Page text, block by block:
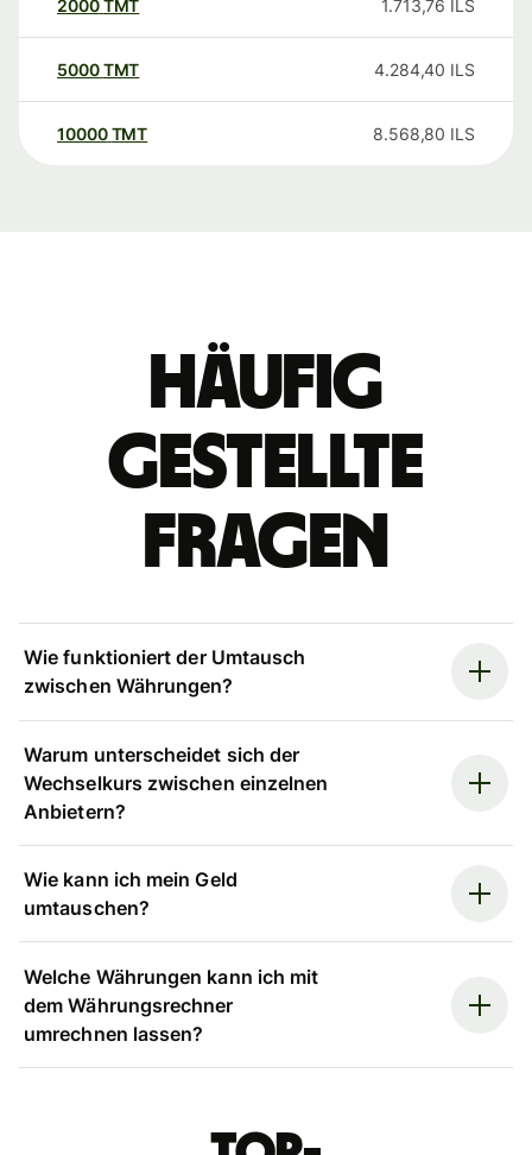
2000TMT 1.713,76 ILS
5000TMT 4.284,40 ILS
10000 TMT 8.568,80 ILS
Häufig
gestellte
Fragen
Wie funktioniert der Umtausch
zwischen Währungen?
Warum unterscheidet sich der
Wechselkurs zwischen einzelnen
Anbietern?
Wie kann ich mein Geld
umtauschen?
Welche Währungen kann ich mit
dem Währungsrechner
umrechnen lassen?